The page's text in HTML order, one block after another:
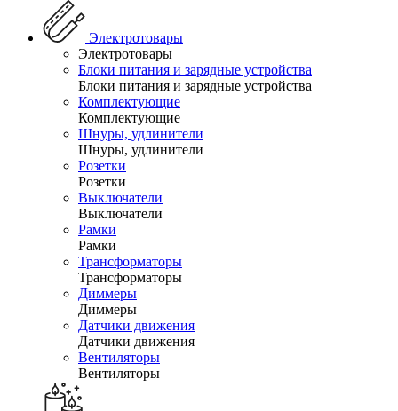
Электротовары
Электротовары
Блоки питания и зарядные устройства
Блоки питания и зарядные устройства
Комплектующие
Комплектующие
Шнуры, удлинители
Шнуры, удлинители
Розетки
Розетки
Выключатели
Выключатели
Рамки
Рамки
Трансформаторы
Трансформаторы
Диммеры
Диммеры
Датчики движения
Датчики движения
Вентиляторы
Вентиляторы